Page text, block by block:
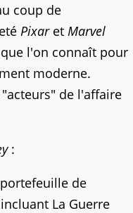
coup de
Pixaret Marvel
l'on connaît pour
moderne.
de l'affaire
:
de
La Guerre